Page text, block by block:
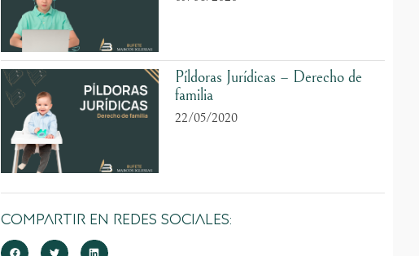
Píldoras Jurídicas – Derecho de
familia
22/05/2020
Compartir en Redes Sociales: